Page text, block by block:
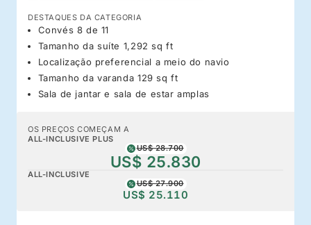
DESTAQUES DA CATEGORIA
Convés 8 de 11
Tamanho da suíte 1,292 sq ft
Localização preferencial a meio do navio
Tamanho da varanda 129 sq ft
Sala de jantar e sala de estar amplas
OS PREÇOS COMEÇAM A
ALL-INCLUSIVE PLUS
US$ 28.700
US$ 25.830
ALL-INCLUSIVE
US$ 27.900
US$ 25.110